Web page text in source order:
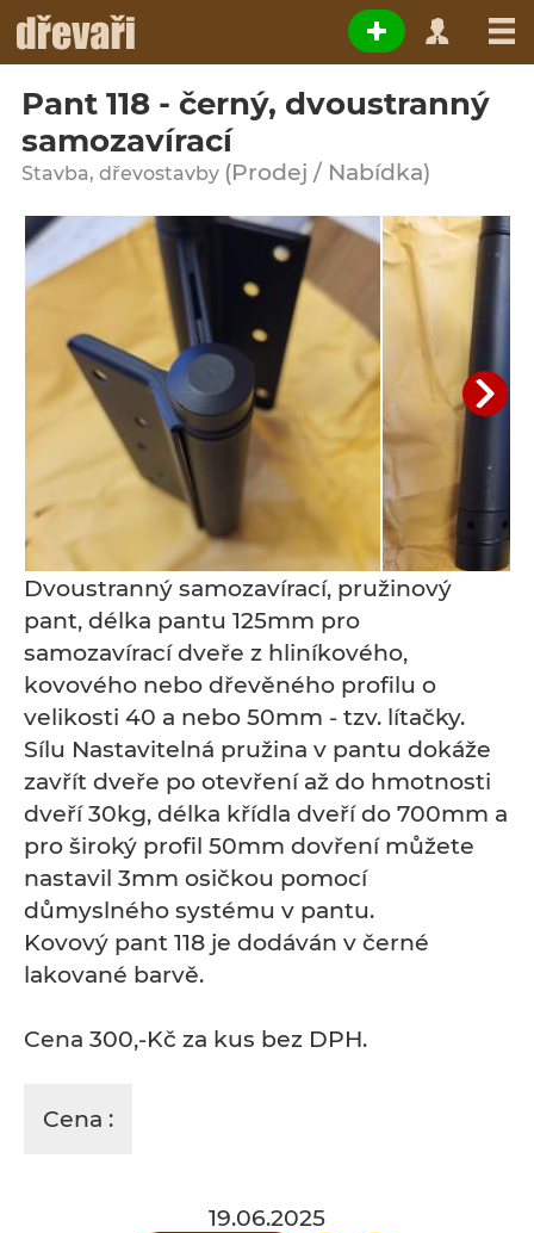
Pant 118 - černý, dvoustranný
samozavírací
Stavba, dřevostavby (Prodej / Nabídka)
Dvoustranný samozavírací, pružinový
pant, délka pantu 125mm pro
samozavírací dveře z hliníkového,
kovového nebo dřevěného profilu o
velikosti 40 a nebo 50mm - tzv. lítačky.
Sílu Nastavitelná pružina v pantu dokáže
zavřít dveře po otevření až do hmotnosti
dveří 30kg, délka křídla dveří do 700mm a
pro široký profil 50mm dovření můžete
nastavil 3mm osičkou pomocí
důmyslného systému v pantu.
Kovový pant 118 je dodáván v černé
lakované barvě.
Cena 300,-Kč za kus bez DPH.
Cena :
19.06.2025